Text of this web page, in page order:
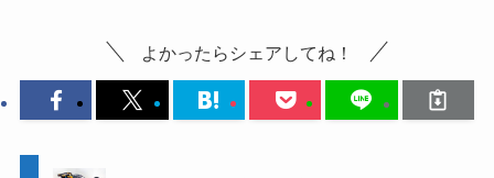
よかったらシェアしてね！